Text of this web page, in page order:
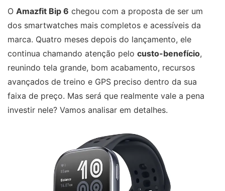
O Amazfit Bip 6 chegou com a proposta de ser um
dos smartwatches mais completos e acessíveis da
marca. Quatro meses depois do lançamento, ele
continua chamando atenção pelo custo-benefício,
reunindo tela grande, bom acabamento, recursos
avançados de treino e GPS preciso dentro da sua
faixa de preço. Mas será que realmente vale a pena
investir nele? Vamos analisar em detalhes.